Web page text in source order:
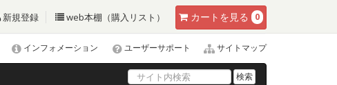
カート を見る 0
新規登録 web本棚（購入リスト）
インフォメーション ユーザーサポート サイトマップ
検索